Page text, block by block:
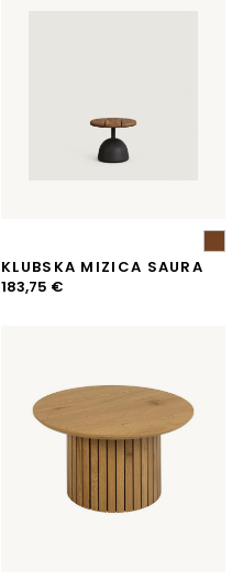
KLUBSKA MIZICA SAURA
183,75 €